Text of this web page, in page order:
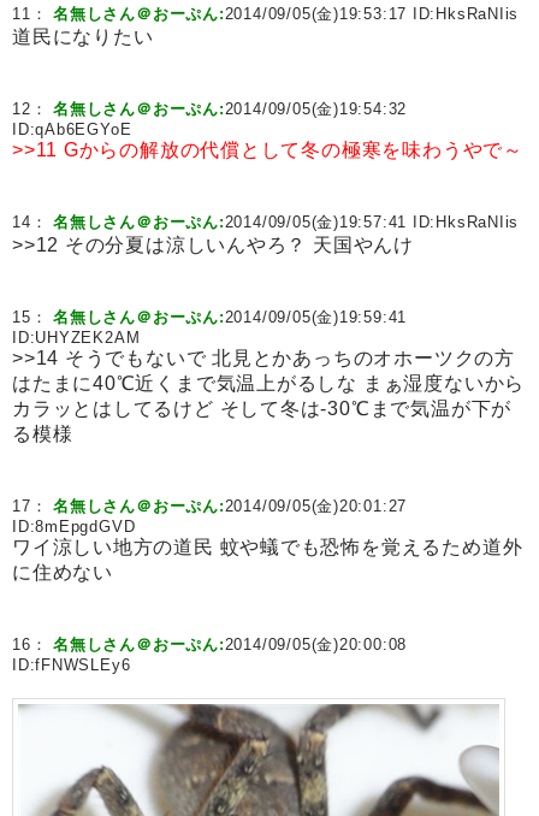
11：名無しさん＠おーぷん:2014/09/05(金)19:53:17 ID: HksRaNIis
道民になりたい
12：名無しさん＠おーぷん:2014/09/05(金)19:54:32
ID:qAb6EGYoE
>>11 Gからの解放の代償として冬の極寒を味わうやで～
14：名無しさん＠おーぷん:2014/09/05(金)19:57:41 ID: HksRaNIis
>>12 その分夏は涼しいんやろ？ 天国やんけ
15：名無しさん＠おーぷん:2014/09/05(金)19:59:41
ID:UHYZEK2AM
>>14 そうでもないで 北見とかあっちのオホーツクの方
はたまに40℃近くまで気温上がるしな まぁ湿度ないから
カラッとはしてるけど そして冬は-30℃まで気温が下が
る模様
17：名無しさん＠おーぷん:2014/09/05(金)20:01:27
ID:8mEpgdGVD
ワイ涼しい地方の道民 蚊や蟻でも恐怖を覚えるため道外
に住めない
16：名無しさん＠おーぷん:2014/09/05(金)20:00:08
ID:fFNWSLEy6